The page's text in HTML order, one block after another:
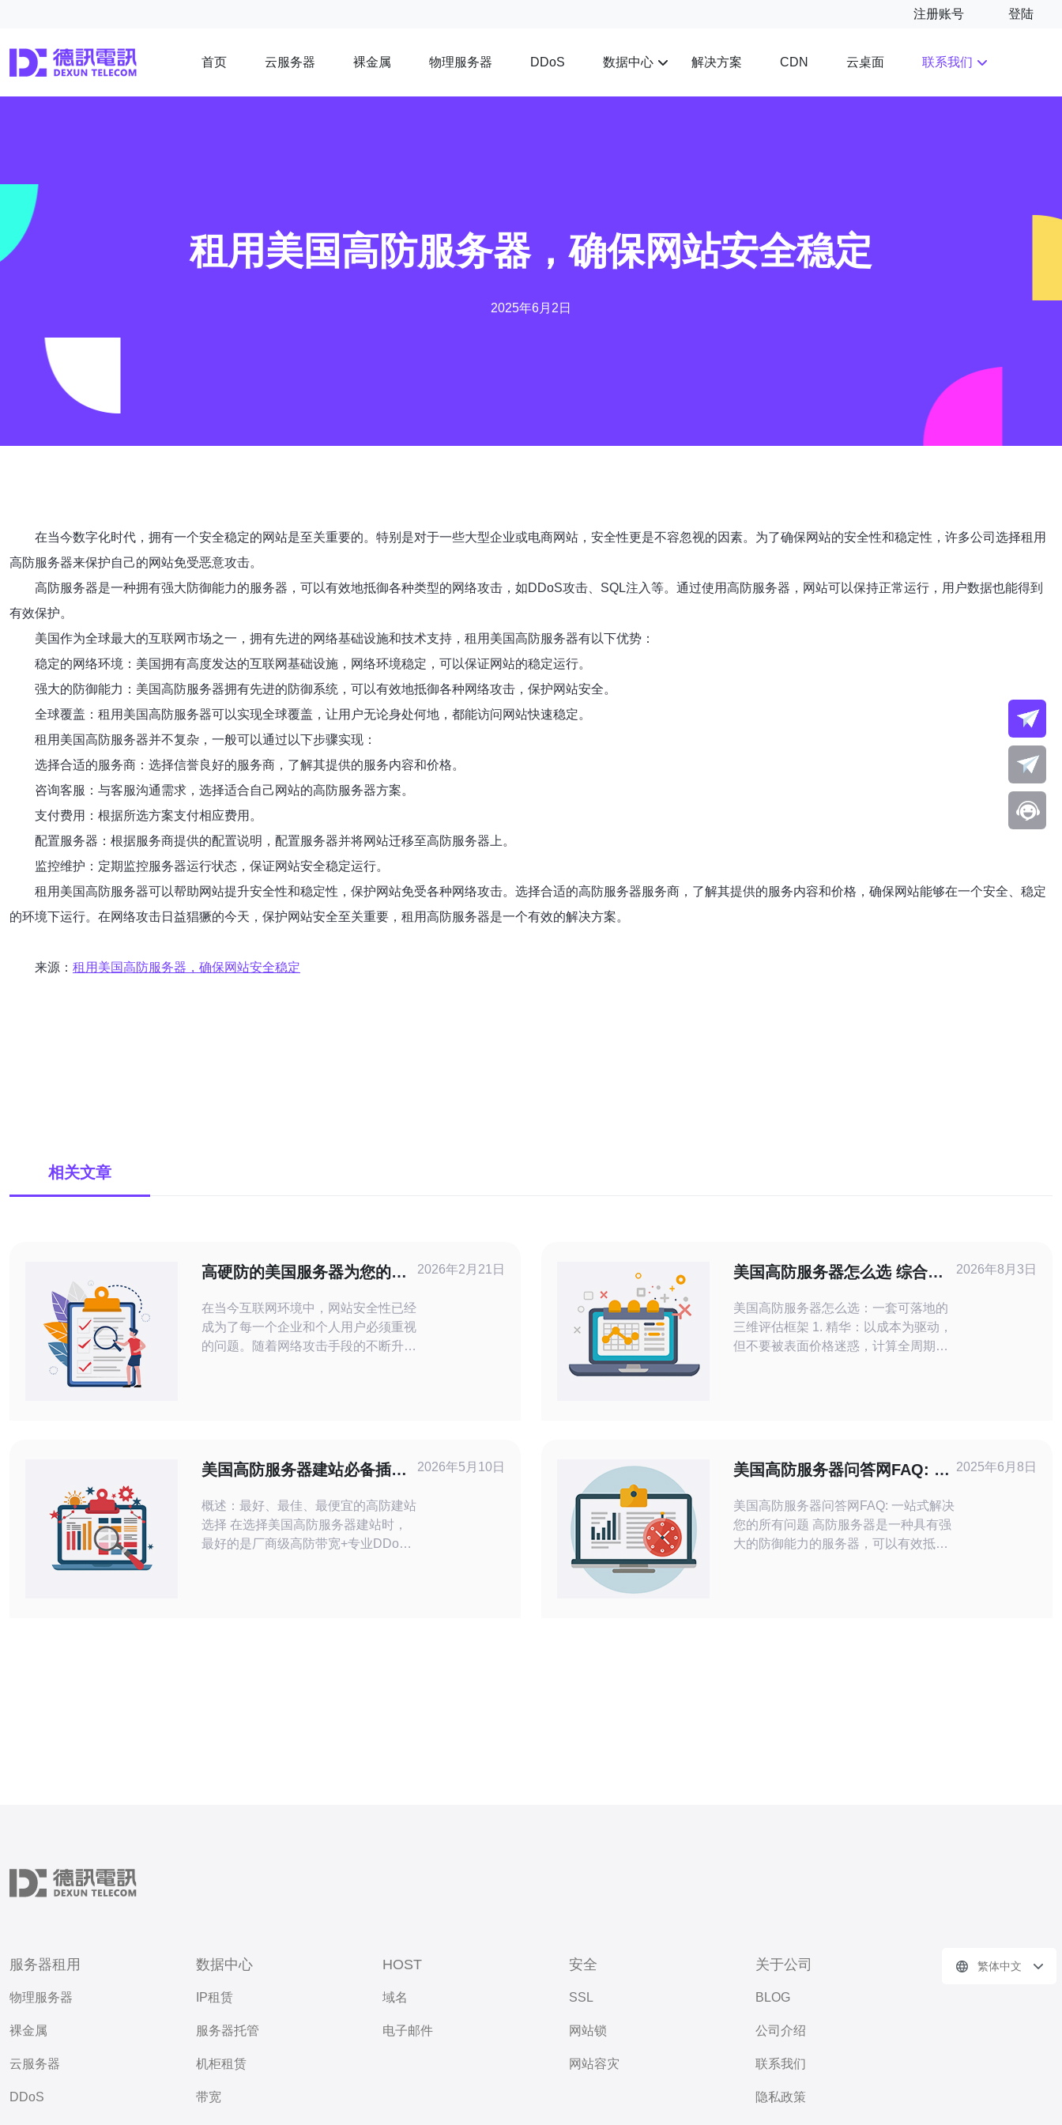
注册账号 登陆
首页 云服务器 裸金属 物理服务器 DDoS 数据中心 解决方案 CDN 云桌面 联系我们
租用美国高防服务器，确保网站安全稳定
2025年6月2日
在当今数字化时代，拥有一个安全稳定的网站是至关重要的。特别是对于一些大型企业或电商网站，安全性更是不容忽视的因素。为了确保网站的安全性和稳定性，许多公司选择租用
高防服务器来保护自己的网站免受恶意攻击。
高防服务器是一种拥有强大防御能力的服务器，可以有效地抵御各种类型的网络攻击，如DDoS攻击、SQL注入等。通过使用高防服务器，网站可以保持正常运行，用户数据也能得到
有效保护。
美国作为全球最大的互联网市场之一，拥有先进的网络基础设施和技术支持，租用美国高防服务器有以下优势：
稳定的网络环境：美国拥有高度发达的互联网基础设施，网络环境稳定，可以保证网站的稳定运行。
强大的防御能力：美国高防服务器拥有先进的防御系统，可以有效地抵御各种网络攻击，保护网站安全。
全球覆盖：租用美国高防服务器可以实现全球覆盖，让用户无论身处何地，都能访问网站快速稳定。
租用美国高防服务器并不复杂，一般可以通过以下步骤实现：
选择合适的服务商：选择信誉良好的服务商，了解其提供的服务内容和价格。
咨询客服：与客服沟通需求，选择适合自己网站的高防服务器方案。
支付费用：根据所选方案支付相应费用。
配置服务器：根据服务商提供的配置说明，配置服务器并将网站迁移至高防服务器上。
监控维护：定期监控服务器运行状态，保证网站安全稳定运行。
租用美国高防服务器可以帮助网站提升安全性和稳定性，保护网站免受各种网络攻击。选择合适的高防服务器服务商，了解其提供的服务内容和价格，确保网站能够在一个安全、稳定
的环境下运行。在网络攻击日益猖獗的今天，保护网站安全至关重要，租用高防服务器是一个有效的解决方案。
来源： 租用美国高防服务器，确保网站安全稳定
相关文章
高硬防的美国服务器为您的网
在当今互联网环境中，网站安全性已经
成为了每一个企业和个人用户必须重视
的问题。随着网络攻击手段的不断升
网站安全的呢？ 高硬防美国服务器是
指在美国境内提供的具有高防御能力的
服务器
2026年2月21日
美国高防服务器怎么选 综合成
估框架
美国高防服务器怎么选：一套可落地的
三维评估框架 1. 精华：以成本为驱动，
但不要被表面价格迷惑，计算全周期
务器时，必须同时衡
2026年8月3日
美国高防服务器建站必备插件
概述：最好、最佳、最便宜的高防建站
选择 在选择美国高防服务器建站时，
最好的是厂商级高防带宽+专业DDoS
2026年5月10日
美国高防服务器问答网FAQ: 一
美国高防服务器问答网FAQ: 一站式解决
您的所有问题 高防服务器是一种具有强
大的防御能力的服务器，可以有效抵御
2025年6月8日
服务器租用
物理服务器
裸金属
云服务器
DDoS
数据中心
IP租赁
服务器托管
机柜租赁
带宽
HOST
域名
电子邮件
安全
SSL
网站锁
网站容灾
关于公司
BLOG
公司介绍
联系我们
隐私政策
繁体中文